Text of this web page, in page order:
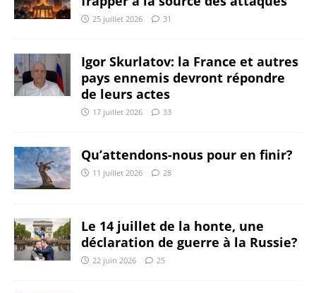
25 juillet 2026 31
Igor Skurlatov: la France et autres
pays ennemis devront répondre
de leurs actes
17 juillet 2026 33
Qu’attendons-nous pour en finir?
11 juillet 2026 28
Le 14 juillet de la honte, une
déclaration de guerre à la Russie?
22 juin 2026 25